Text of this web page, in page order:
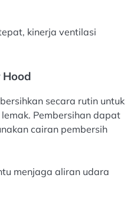
kinerja ventilasi
Hood
secara rutin untuk
Pembersihan dapat
cairan pembersih
menjaga aliran udara